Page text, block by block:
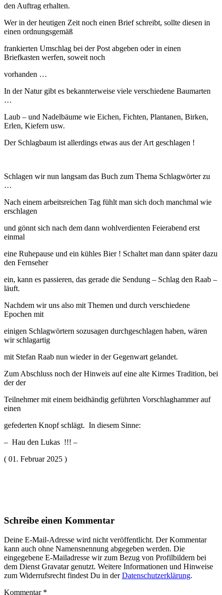
den Auftrag erhalten.
Wer in der heutigen Zeit noch einen Brief schreibt, sollte diesen in
einen ordnungsgemäß
frankierten Umschlag bei der Post abgeben oder in einen
Briefkasten werfen, soweit noch
vorhanden …
In der Natur gibt es bekannterweise viele verschiedene Baumarten
…
Laub – und Nadelbäume wie Eichen, Fichten, Plantanen, Birken,
Erlen, Kiefern usw.
Der Schlagbaum ist allerdings etwas aus der Art geschlagen !
Schlagen wir nun langsam das Buch zum Thema Schlagwörter zu
…
Nach einem arbeitsreichen Tag fühlt man sich doch manchmal wie
erschlagen
und gönnt sich nach dem dann wohlverdienten Feierabend erst
einmal
eine Ruhepause und ein kühles Bier ! Schaltet man dann später dazu
den Fernseher
ein, kann es passieren, das gerade die Sendung – Schlag den Raab –
läuft.
Nachdem wir uns also mit Themen und durch verschiedene
Epochen mit
einigen Schlagwörtern sozusagen durchgeschlagen haben, wären
wir schlagartig
mit Stefan Raab nun wieder in der Gegenwart gelandet.
Zum Abschluss noch der Hinweis auf eine alte Kirmes Tradition, bei
der der
Teilnehmer mit einem beidhändig geführten Vorschlaghammer auf
einen
gefederten Knopf schlägt. In diesem Sinne:
– Hau den Lukas !!! –
( 01. Februar 2025 )
Schreibe einen Kommentar
Deine E-Mail-Adresse wird nicht veröffentlicht. Der Kommentar
kann auch ohne Namensnennung abgegeben werden. Die
eingegebene E-Mailadresse wir zum Bezug von Profilbildern bei
dem Dienst Gravatar genutzt. Weitere Informationen und Hinweise
zum Widerrufsrecht findest Du in derDatenschutzerklärung.
Kommentar *